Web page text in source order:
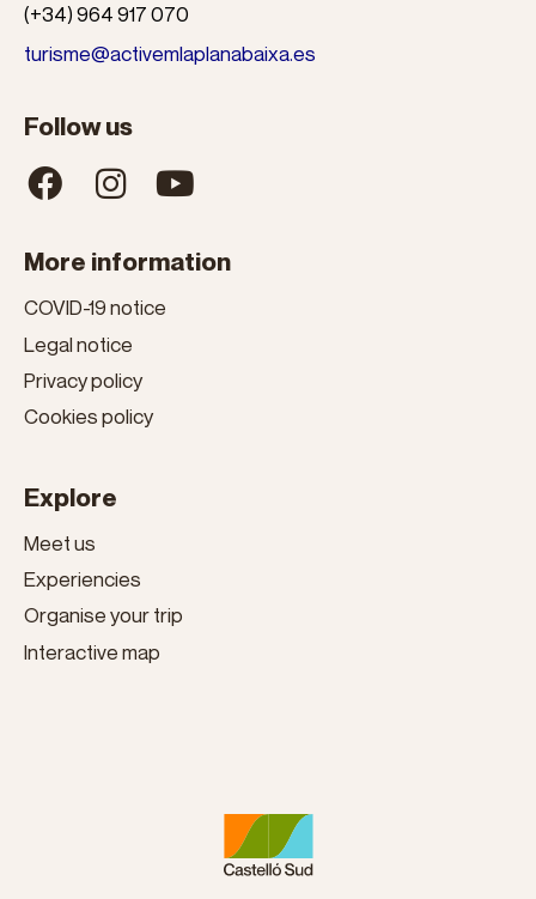
(+34) 964 917 070
turisme@activemlaplanabaixa.es
Follow us
More information
COVID-19 notice
Legal notice
Privacy policy
Cookies policy
Explore
Meet us
Experiencies
Organise your trip
Interactive map